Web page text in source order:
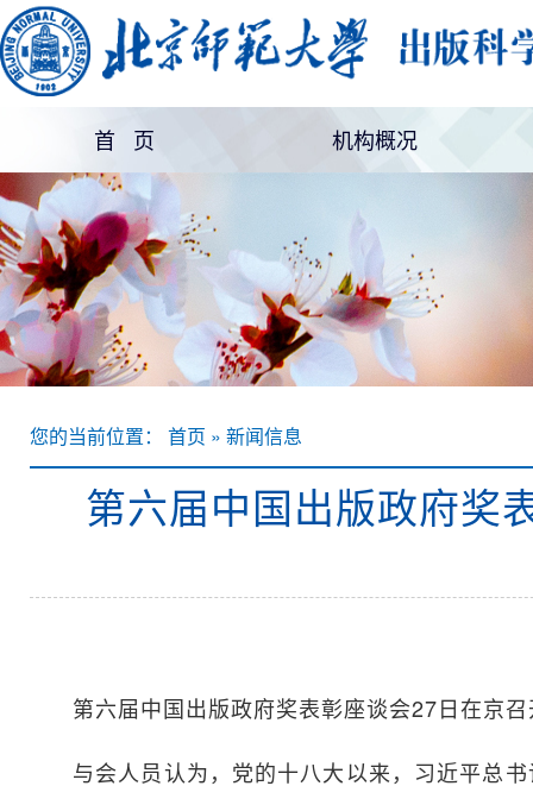
首 页 机构概况
您的当前位置： 首页 » 新闻信息
第六届中国出版政府奖
第六届中国出版政府奖表彰座谈会27日在京
与会人员认为，党的十八大以来，习近平总